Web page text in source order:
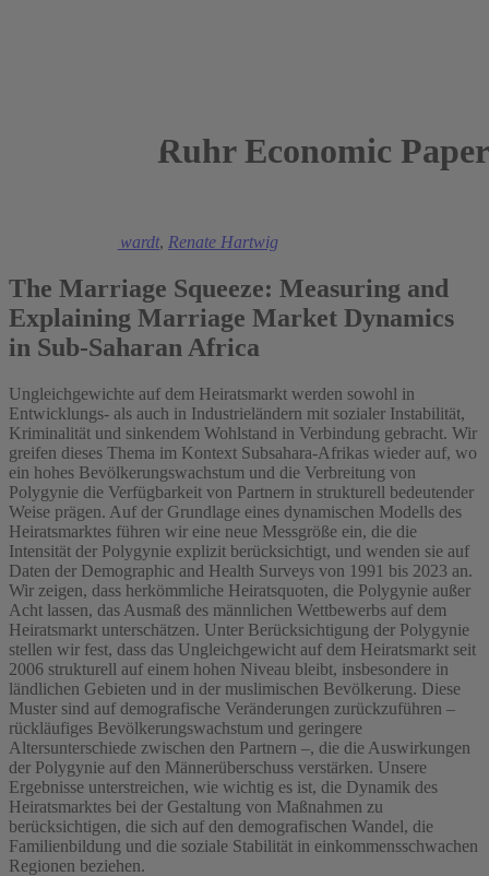
Ruhr Economic
Christiaan De Swardt, Renate Hartwig
The Marriage Squeeze: Measuring and
Explaining Marriage Market Dynamics
in Sub-Saharan Africa
Ungleichgewichte auf dem Heiratsmarkt werden sowohl in
Entwicklungs- als auch in Industrieländern mit sozialer Instabilität,
Kriminalität und sinkendem Wohlstand in Verbindung gebracht. Wir
greifen dieses Thema im Kontext Subsahara-Afrikas wieder auf, wo
ein hohes Bevölkerungswachstum und die Verbreitung von
Polygynie die Verfügbarkeit von Partnern in strukturell bedeutender
Weise prägen. Auf der Grundlage eines dynamischen Modells des
Heiratsmarktes führen wir eine neue Messgröße ein, die die
Intensität der Polygynie explizit berücksichtigt, und wenden sie auf
Daten der Demographic and Health Surveys von 1991 bis 2023 an.
Wir zeigen, dass herkömmliche Heiratsquoten, die Polygynie außer
Acht lassen, das Ausmaß des männlichen Wettbewerbs auf dem
Heiratsmarkt unterschätzen. Unter Berücksichtigung der Polygynie
stellen wir fest, dass das Ungleichgewicht auf dem Heiratsmarkt seit
2006 strukturell auf einem hohen Niveau bleibt, insbesondere in
ländlichen Gebieten und in der muslimischen Bevölkerung. Diese
Muster sind auf demografische Veränderungen zurückzuführen –
rückläufiges Bevölkerungswachstum und geringere
Altersunterschiede zwischen den Partnern –, die die Auswirkungen
der Polygynie auf den Männerüberschuss verstärken. Unsere
Ergebnisse unterstreichen, wie wichtig es ist, die Dynamik des
Heiratsmarktes bei der Gestaltung von Maßnahmen zu
berücksichtigen, die sich auf den demografischen Wandel, die
Familienbildung und die soziale Stabilität in einkommensschwachen
Regionen beziehen.